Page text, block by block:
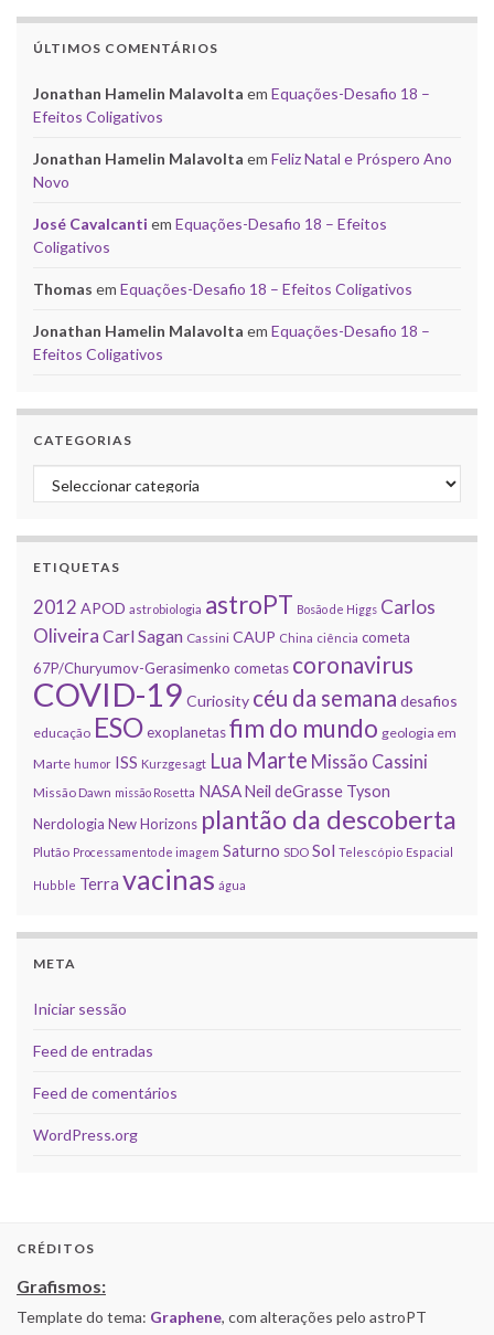
ÚLTIMOS COMENTÁRIOS
Jonathan Hamelin Malavolta em Equações-Desafio 18 –
Efeitos Coligativos
Jonathan Hamelin Malavolta em Feliz Natal e Próspero Ano
Novo
José Cavalcanti em Equações-Desafio 18 – Efeitos
Coligativos
Thomas em Equações-Desafio 18 – Efeitos Coligativos
Jonathan Hamelin Malavolta em Equações-Desafio 18 –
Efeitos Coligativos
CATEGORIAS
Categorias
ETIQUETAS
2012 APOD astrobiologia astroPT Bosão de Higgs Carlos
Oliveira Carl Sagan Cassini CAUP China ciência cometa
67P/Churyumov-Gerasimenko cometas coronavirus
COVID-19 Curiosity céu da semana desafios
educação ESOexoplanetasfim do mundo geologia em
Marte humor ISS Kurzgesagt Lua Marte Missão Cassini
Missão Dawn missão Rosetta NASANeil deGrasse Tyson
Nerdologia New Horizons plantão da descoberta
Plutão Processamento de imagem Saturno SDO Sol Telescópio Espacial
Hubble Terra vacinas água
META
Iniciar sessão
Feed de entradas
Feed de comentários
WordPress.org
CRÉDITOS
Grafismos:
Template do tema: Graphene, com alterações pelo astroPT